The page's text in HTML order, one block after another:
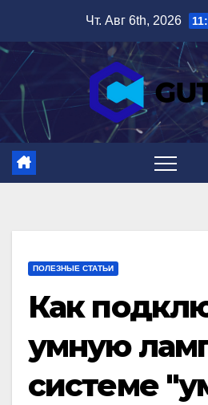
содержимому
Чт. Авг 6th, 2026
ПОЛЕЗНЫЕ СТАТЬИ
Как
умную
системе